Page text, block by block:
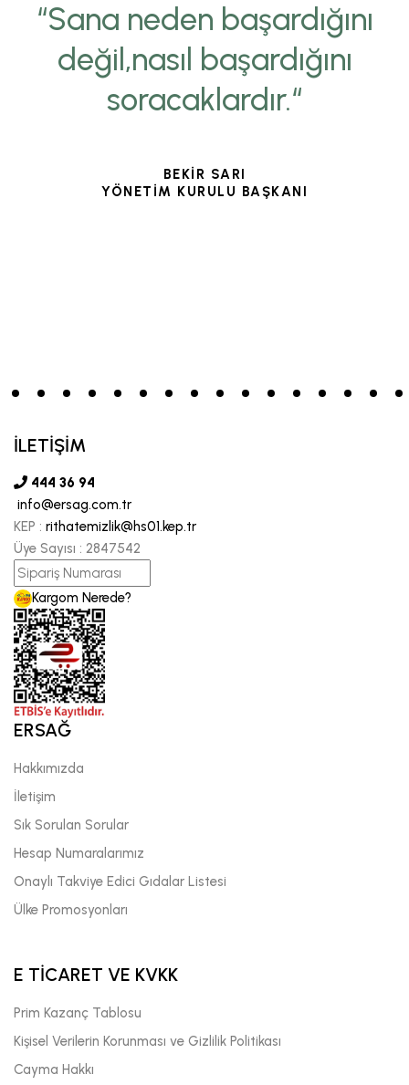
“Sana neden başardığını
değil,nasıl başardığını
soracaklardır.“
BEKİR SARI
YÖNETİM KURULU BAŞKANI
İLETİŞİM
444 36 94
info@ersag.com.tr
KEP : rithatemizlik@hs01.kep.tr
Üye Sayısı : 2847542
Kargom Nerede?
ERSAĞ
Hakkımızda
İletişim
Sık Sorulan Sorular
Hesap Numaralarımız
Onaylı Takviye Edici Gıdalar Listesi
Ülke Promosyonları
E TİCARET VE KVKK
Prim Kazanç Tablosu
Kişisel Verilerin Korunması ve Gizlilik Politikası
Cayma Hakkı